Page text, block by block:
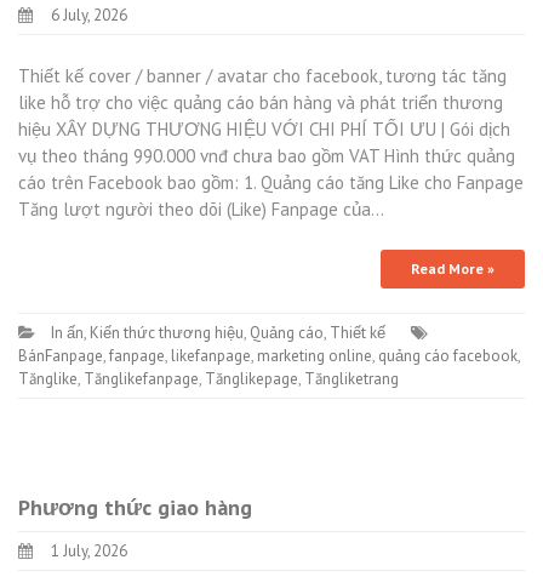
6 July, 2026
Thiết kế cover / banner / avatar cho facebook, tương tác tăng
like hỗ trợ cho việc quảng cáo bán hàng và phát triển thương
hiệu XÂY DỰNG THƯƠNG HIỆU VỚI CHI PHÍ TỐI ƯU | Gói dịch
vụ theo tháng 990.000 vnđ chưa bao gồm VAT Hình thức quảng
cáo trên Facebook bao gồm: 1. Quảng cáo tăng Like cho Fanpage
Tăng lượt người theo dõi (Like) Fanpage của…
Read More »
In ấn, Kiến thức thương hiệu, Quảng cáo, Thiết kế
BánFanpage,fanpage, likefanpage, marketing online, quảng cáo facebook,
Tănglike, Tănglikefanpage, Tănglikepage, Tăngliketrang
Phương thức giao hàng
1 July, 2026